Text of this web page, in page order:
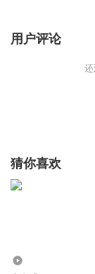
用户评论
还
猜你喜欢